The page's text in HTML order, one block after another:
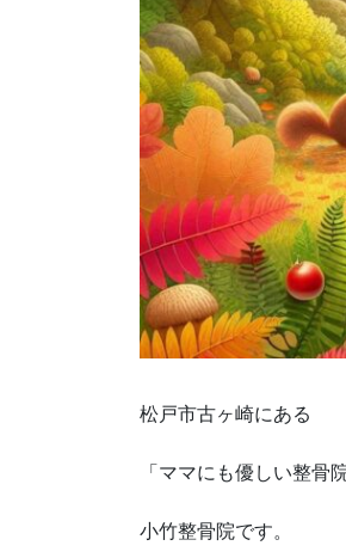
松戸市古ヶ崎にある
「ママにも優し
小竹整骨院です。